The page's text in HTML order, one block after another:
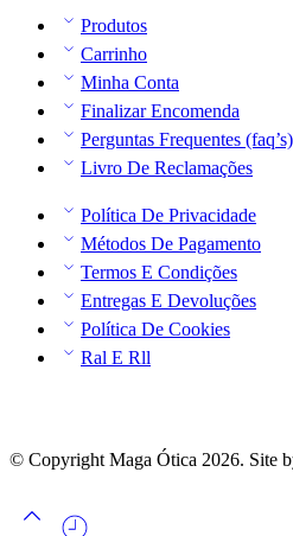
Produtos
Carrinho
Minha Conta
Finalizar Encomenda
Perguntas Frequentes (faq’s)
Livro De Reclamações
Política De Privacidade
Métodos De Pagamento
Termos E Condições
Entregas E Devoluções
Política De Cookies
Ral E Rll
© Copyright Maga Ótica 2026. Site